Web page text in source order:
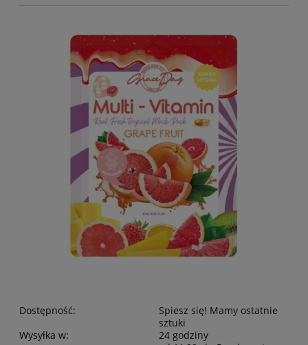
Dostępność:
Spiesz się! Mamy ostatnie
sztuki
Wysyłka w:
24 godziny